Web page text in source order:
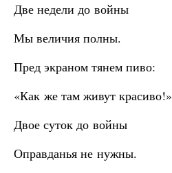
Две недели до войны
Мы величия полны.
Пред экраном тянем пиво:
«Как же там живут красиво!»
Двое суток до войны
Оправданья не нужны.